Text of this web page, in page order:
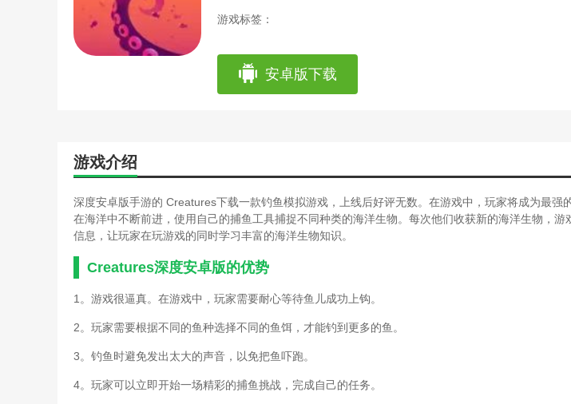
游戏标签：
安卓版下载
游戏介绍
深度安卓版手游的 Creatures下载一款钓鱼模拟游戏，上线后好评无数。在游戏中，玩家将成为最强
在海洋中不断前进，使用自己的捕鱼工具捕捉不同种类的海洋生物。每次他们收获新的海洋生物，游
信息，让玩家在玩游戏的同时学习丰富的海洋生物知识。
Creatures深度安卓版的优势
1。游戏很逼真。在游戏中，玩家需要耐心等待鱼儿成功上钩。
2。玩家需要根据不同的鱼种选择不同的鱼饵，才能钓到更多的鱼。
3。钓鱼时避免发出太大的声音，以免把鱼吓跑。
4。玩家可以立即开始一场精彩的捕鱼挑战，完成自己的任务。